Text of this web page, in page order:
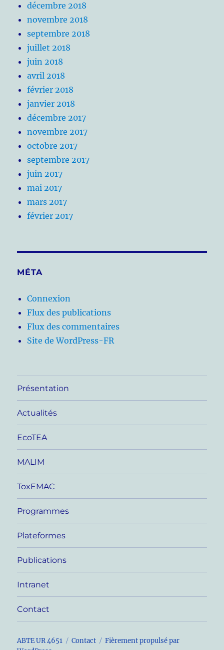
décembre 2018
novembre 2018
septembre 2018
juillet 2018
juin 2018
avril 2018
février 2018
janvier 2018
décembre 2017
novembre 2017
octobre 2017
septembre 2017
juin 2017
mai 2017
mars 2017
février 2017
MÉTA
Connexion
Flux des publications
Flux des commentaires
Site de WordPress-FR
Présentation
Actualités
EcoTEA
MALIM
ToxEMAC
Programmes
Plateformes
Publications
Intranet
Contact
ABTE UR 4651 Contact
Fièrement propulsé par